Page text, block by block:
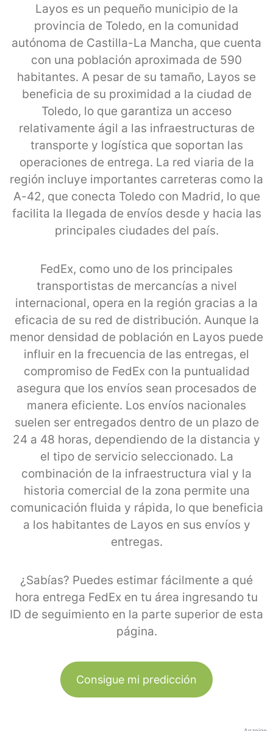
Layos es un pequeño municipio de la
provincia de Toledo, en la comunidad
autónoma de Castilla-La Mancha, que cuenta
con una población aproximada de 590
habitantes. A pesar de su tamaño, Layos se
beneficia de su proximidad a la ciudad de
Toledo, lo que garantiza un acceso
relativamente ágil a las infraestructuras de
transporte y logística que soportan las
operaciones de entrega. La red viaria de la
región incluye importantes carreteras como la
A-42, que conecta Toledo con Madrid, lo que
facilita la llegada de envíos desde y hacia las
principales ciudades del país.
FedEx, como uno de los principales
transportistas de mercancías a nivel
internacional, opera en la región gracias a la
eficacia de su red de distribución. Aunque la
menor densidad de población en Layos puede
influir en la frecuencia de las entregas, el
compromiso de FedEx con la puntualidad
asegura que los envíos sean procesados de
manera eficiente. Los envíos nacionales
suelen ser entregados dentro de un plazo de
24 a 48 horas, dependiendo de la distancia y
el tipo de servicio seleccionado. La
combinación de la infraestructura vial y la
historia comercial de la zona permite una
comunicación fluida y rápida, lo que beneficia
a los habitantes de Layos en sus envíos y
entregas.
¿Sabías? Puedes estimar fácilmente a qué
hora entrega FedEx en tu área ingresando tu
ID de seguimiento en la parte superior de esta
página.
Consigue mi predicción